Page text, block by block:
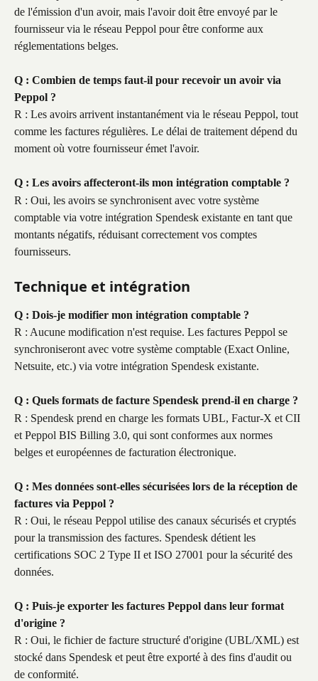
de l'émission d'un avoir, mais l'avoir doit être envoyé par le
fournisseur via le réseau Peppol pour être conforme aux
réglementations belges.
Q : Combien de temps faut-il pour recevoir un avoir via
Peppol ?
R : Les avoirs arrivent instantanément via le réseau Peppol, tout
comme les factures régulières. Le délai de traitement dépend du
moment où votre fournisseur émet l'avoir.
Q : Les avoirs affecteront-ils mon intégration comptable ?
R : Oui, les avoirs se synchronisent avec votre système
comptable via votre intégration Spendesk existante en tant que
montants négatifs, réduisant correctement vos comptes
fournisseurs.
Technique et intégration
Q : Dois-je modifier mon intégration comptable ?
R : Aucune modification n'est requise. Les factures Peppol se
synchroniseront avec votre système comptable (Exact Online,
Netsuite, etc.) via votre intégration Spendesk existante.
Q : Quels formats de facture Spendesk prend-il en charge ?
R : Spendesk prend en charge les formats UBL, Factur-X et CII
et Peppol BIS Billing 3.0, qui sont conformes aux normes
belges et européennes de facturation électronique.
Q : Mes données sont-elles sécurisées lors de la réception de
factures via Peppol ?
R : Oui, le réseau Peppol utilise des canaux sécurisés et cryptés
pour la transmission des factures. Spendesk détient les
certifications SOC 2 Type II et ISO 27001 pour la sécurité des
données.
Q : Puis-je exporter les factures Peppol dans leur format
d'origine ?
R : Oui, le fichier de facture structuré d'origine (UBL/XML) est
stocké dans Spendesk et peut être exporté à des fins d'audit ou
de conformité.